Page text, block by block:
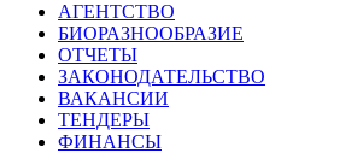
АГЕНТСТВО
БИОРАЗНООБРАЗИЕ
ОТЧЕТЫ
ЗАКОНОДАТЕЛЬСТВО
ВАКАНСИИ
ТЕНДЕРЫ
ФИНАНСЫ